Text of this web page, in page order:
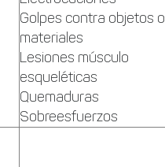
Golpes contra objetos o
materiales
Lesiones músculo
esqueléticas
Quemaduras
Sobreesfuerzos